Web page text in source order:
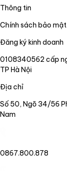
Thông tin
Chính sách bảo mật
Đăng ký kinh doanh
0108340562 cấp
TP Hà Nội
Địa chỉ
Số 50, Ngõ 34/56
Nam
0867.800.878